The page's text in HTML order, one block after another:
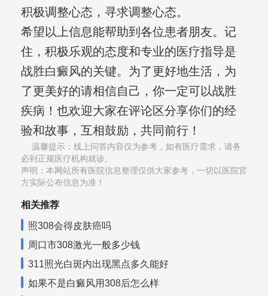
积极调整心态，寻求调整心态。
希望以上信息能帮助到各位患者朋友。记
住，积极乐观的态度和专业的医疗指导是
战胜白癜风的关键。为了更好地生活，为
了更美好的请相信自己，你一定可以战胜
疾病！也欢迎大家在评论区分享你们的经
验和故事，互相鼓励，共同前行！
温馨提示：线上问答内容仅为参考，如有医疗需求，请务
必到正规医疗机构就诊,
声明：本网站所有医院信息整理仅供大家参考，一切以医院官
方实际公布信息为准！
相关推荐
照308会得皮肤癌吗
周口市308激光一般多少钱
311照光白斑内出现黑点多久能好
如果不是白癜风用308后怎么样